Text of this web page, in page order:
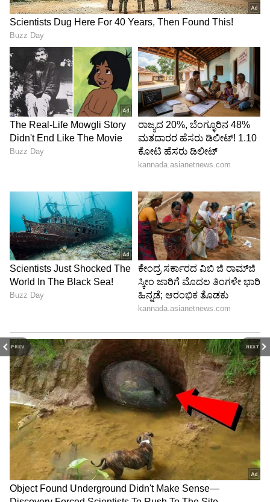
PREV NEXT